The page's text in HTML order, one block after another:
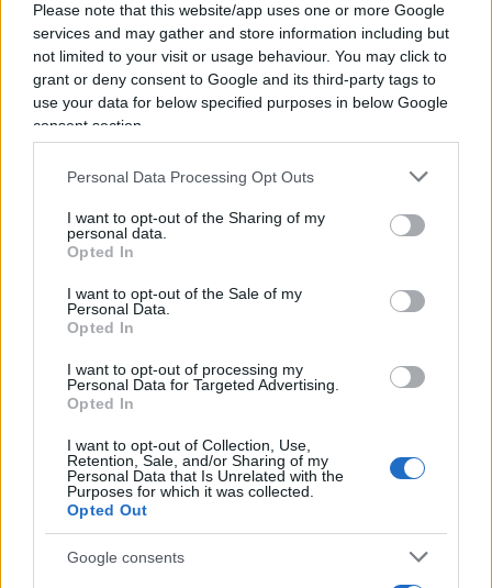
Please note that this website/app uses one or more Google
services and may gather and store information including but
not limited to your visit or usage behaviour. You may click to
grant or deny consent to Google and its third-party tags to
use your data for below specified purposes in below Google
consent section.
Personal Data Processing Opt Outs
I want to opt-out of the Sharing of my
personal data.
Opted In
I want to opt-out of the Sale of my
Personal Data.
Opted In
I want to opt-out of processing my
Personal Data for Targeted Advertising.
Opted In
I want to opt-out of Collection, Use,
Retention, Sale, and/or Sharing of my
Personal Data that Is Unrelated with the
Purposes for which it was collected.
Opted Out
Google consents
Lestrutture fisichecome le viviamo oggi, come
le abbiamo vissute da sempre, risultano essere
troppoelefantiache e macchinoseper reggere il
ritmo di un progresso che, nella velocità di
realizzazione, sembra trovare la sua chiave di
lettura ideale.
banche? Il contratto in quanto tale verrà riscritto?
Nasceranno nuove figure professionali? Potranno
ancora chiamarsi colleghi, chi avrà la
fortuna/sfortuna di trovarsi in una filiale
Le banchemai come ora poggiano le lorobasi
economiche sul gestito e sul commissionale
differenziale tassi permette di realizzare nel